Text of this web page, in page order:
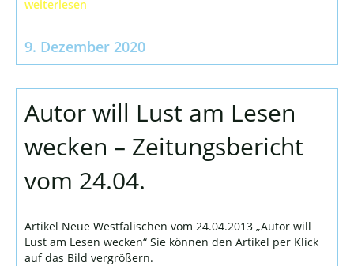
weiterlesen
9. Dezember 2020
Autor will Lust am Lesen
wecken – Zeitungsbericht
vom 24.04.
Artikel Neue Westfälischen vom 24.04.2013 „Autor will
Lust am Lesen wecken“ Sie können den Artikel per Klick
auf das Bild vergrößern.